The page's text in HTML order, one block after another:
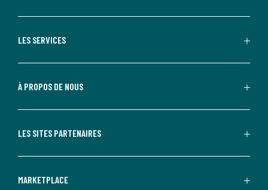
LES SERVICES
À PROPOS DE NOUS
LES SITES PARTENAIRES
MARKETPLACE